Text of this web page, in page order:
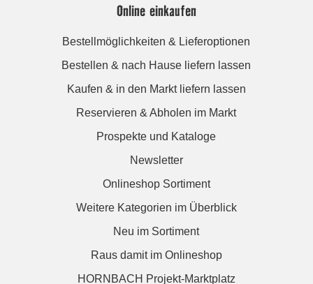
Online einkaufen
Bestellmöglichkeiten & Lieferoptionen
Bestellen & nach Hause liefern lassen
Kaufen & in den Markt liefern lassen
Reservieren & Abholen im Markt
Prospekte und Kataloge
Newsletter
Onlineshop Sortiment
Weitere Kategorien im Überblick
Neu im Sortiment
Raus damit im Onlineshop
HORNBACH Projekt-Marktplatz